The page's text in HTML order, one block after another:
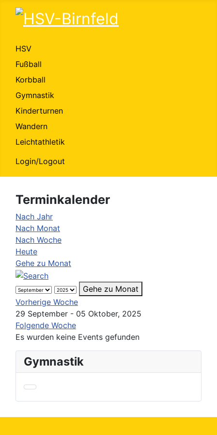
HSV
Fußball
Korbball
Gymnastik
Kinderturnen
Wandern
Leichtathletik
Login/Logout
Terminkalender
Nach Jahr
Nach Monat
Nach Woche
Heute
Gehe zu Monat
Gehe zu Monat
Vorherige Woche
29 September - 05 Oktober, 2025
Folgende Woche
Es wurden keine Events gefunden
Gymnastik